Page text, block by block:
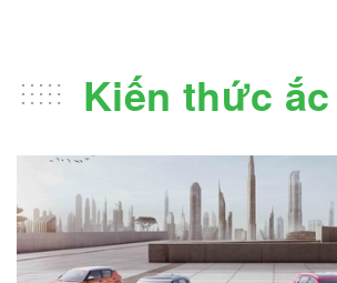
Kiến thức